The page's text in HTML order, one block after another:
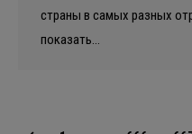
страны в самых разных
показать…